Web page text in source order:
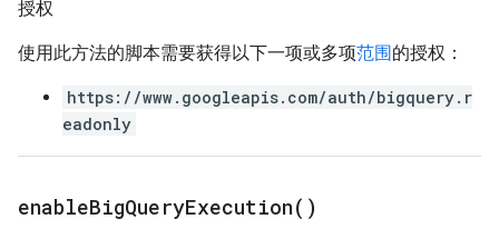
授权
使用此方法的脚本需要获得以下一项或多项范围的授权：
https://www.googleapis.com/auth/bigquery.r
eadonly
enableBigQueryExecution( )